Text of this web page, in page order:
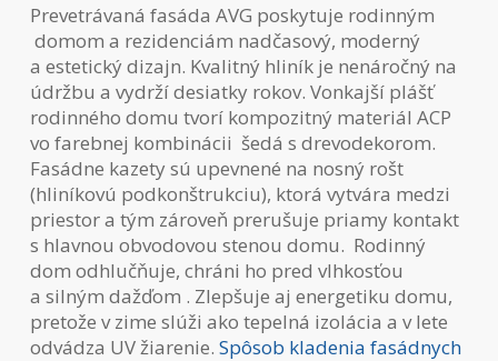
Prevetrávaná fasáda AVG poskytuje rodinným
domom a rezidenciám nadčasový, moderný
a estetický dizajn. Kvalitný hliník je nenáročný na
údržbu a vydrží desiatky rokov. Vonkajší plášť
rodinného domu tvorí kompozitný materiál ACP
vo farebnej kombinácii šedá s drevodekorom.
Fasádne kazety sú upevnené na nosný rošt
(hliníkovú podkonštrukciu), ktorá vytvára medzi
priestor a tým zároveň prerušuje priamy kontakt
s hlavnou obvodovou stenou domu. Rodinný
dom odhlučňuje, chráni ho pred vlhkosťou
a silným dažďom . Zlepšuje aj energetiku domu,
pretože v zime slúži ako tepelná izolácia a v lete
odvádza UV žiarenie. Spôsob kladenia fasádnych